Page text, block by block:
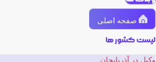
صفحه اصلی
لیست کشور ها
وکیل در آذربایجان